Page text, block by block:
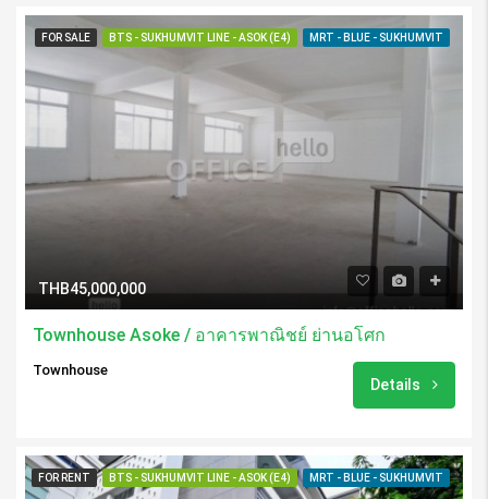
FOR SALE BTS - SUKHUMVIT LINE - ASOK (E4) MRT - BLUE - SUKHUMVIT
THB45,000,000
Townhouse Asoke / อาคารพาณิชย์ ย่านอโศก
Townhouse
Details
FOR RENT BTS - SUKHUMVIT LINE - ASOK (E4) MRT - BLUE - SUKHUMVIT